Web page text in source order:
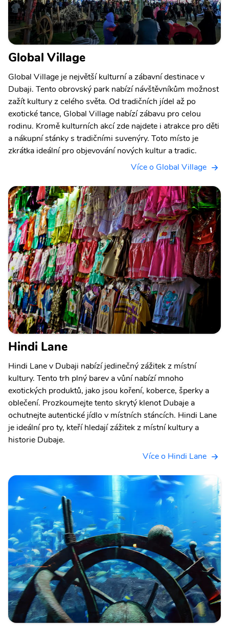
Global Village
Global Village je největší kulturní a zábavní destinace v
Dubaji. Tento obrovský park nabízí návštěvníkům možnost
zažít kultury z celého světa. Od tradičních jídel až po
exotické tance, Global Village nabízí zábavu pro celou
rodinu. Kromě kulturních akcí zde najdete i atrakce pro děti
a nákupní stánky s tradičními suvenýry. Toto místo je
zkrátka ideální pro objevování nových kultur a tradic.
Více o Global Village
Hindi Lane
Hindi Lane v Dubaji nabízí jedinečný zážitek z místní
kultury. Tento trh plný barev a vůní nabízí mnoho
exotických produktů, jako jsou koření, koberce, šperky a
oblečení. Prozkoumejte tento skrytý klenot Dubaje a
ochutnejte autentické jídlo v místních stáncích. Hindi Lane
je ideální pro ty, kteří hledají zážitek z místní kultury a
historie Dubaje.
Více o Hindi Lane